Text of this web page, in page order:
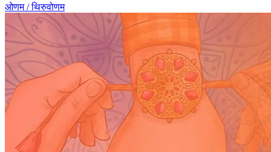
ओणम / थिरुवोणम